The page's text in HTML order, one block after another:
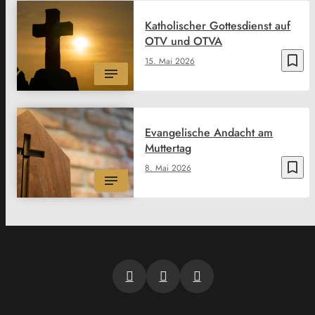
bookmark_border
15. Mai 2026
Katholischer Gottesdienst auf
OTV und OTVA
bookmark_border
8. Mai 2026
Evangelische Andacht am
Muttertag